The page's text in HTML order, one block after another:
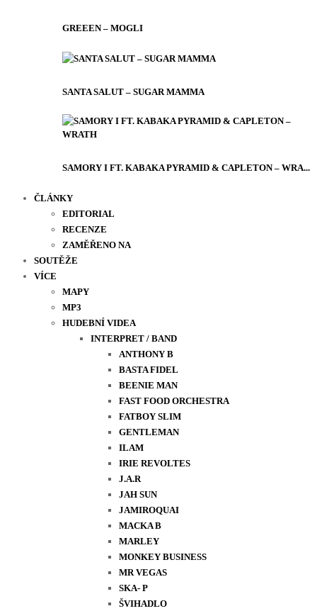
GREEEN – MOGLI
SANTA SALUT – SUGAR MAMMA
SAMORY I FT. KABAKA PYRAMID & CAPLETON – WRA...
ČLÁNKY
EDITORIAL
RECENZE
ZAMĚŘENO NA
SOUTĚŽE
VÍCE
MAPY
MP3
HUDEBNÍ VIDEA
INTERPRET / BAND
ANTHONY B
BASTA FIDEL
BEENIE MAN
FAST FOOD ORCHESTRA
FATBOY SLIM
GENTLEMAN
ILAM
IRIE REVOLTES
J.A.R
JAH SUN
JAMIROQUAI
MACKA B
MARLEY
MONKEY BUSINESS
MR VEGAS
SKA- P
ŠVIHADLO